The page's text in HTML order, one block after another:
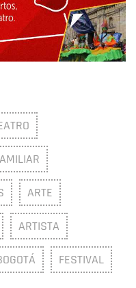
ARTE
ARTISTA
FESTIVAL